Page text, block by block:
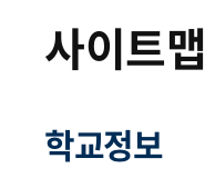
사이트맵
학교정보